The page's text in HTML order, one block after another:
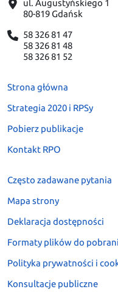
ul. Augustyńskiego 1
80-819 Gdańsk
58 326 81 47
58 326 81 48
58 326 81 52
Strona główna
Strategia 2020 i RPSy
Pobierz publikacje
Kontakt RPO
Często zadawane pytania
Mapa strony
Deklaracja dostępności
Formaty plików do
Polityka prywatności i
Konsultacje publiczne